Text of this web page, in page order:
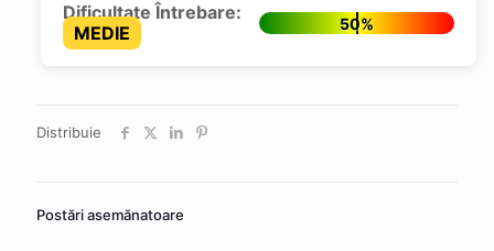
Dificultate Întrebare:
MEDIE
50%
Distribuie
Postări asemănatoare